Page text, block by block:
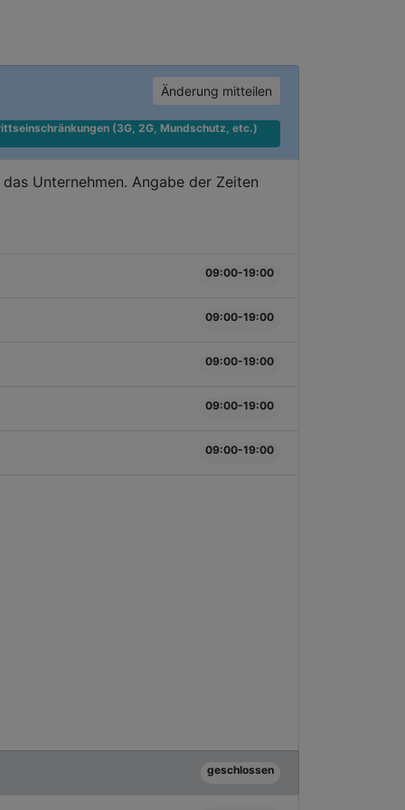
Änderung mitteilen
(3G, 2G, Mundschutz, etc.)
Unternehmen. Angabe der Zeiten
09:00-19:00
09:00-19:00
09:00-19:00
09:00-19:00
09:00-19:00
geschlossen